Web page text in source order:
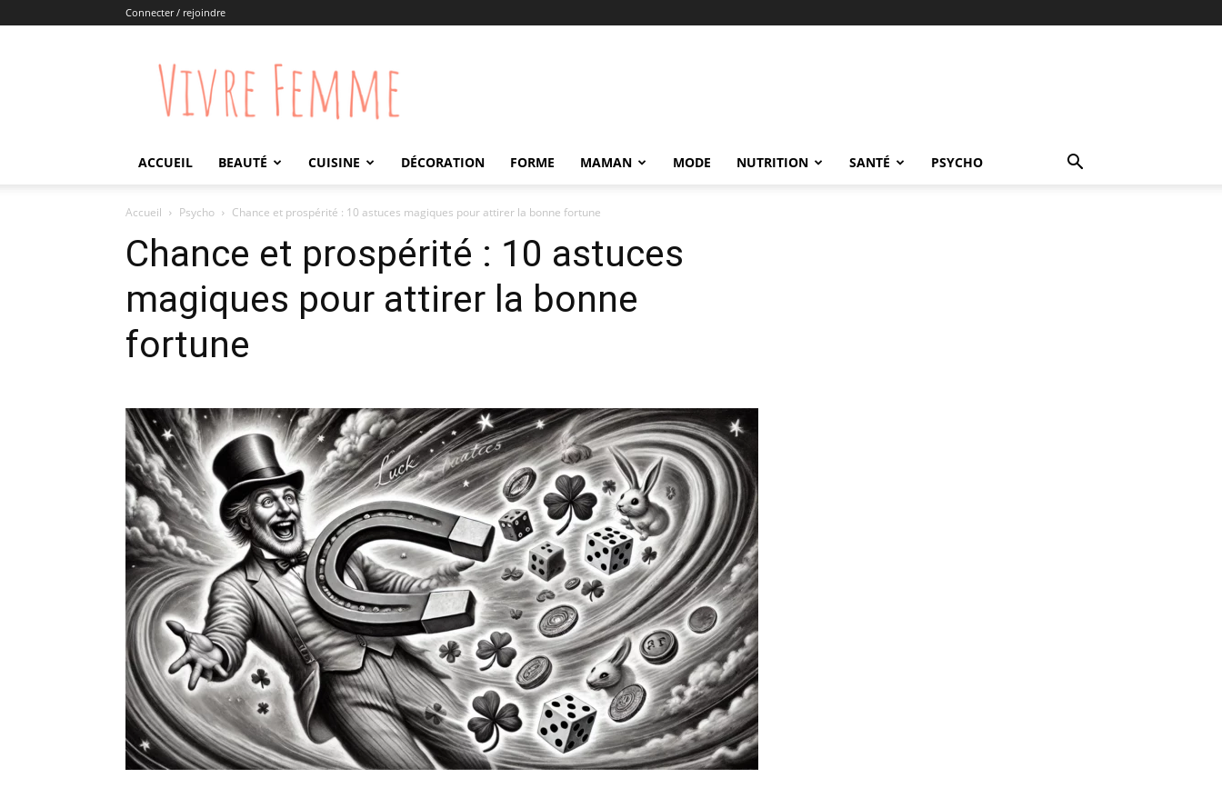
Connecter / rejoindre
Vivre
Femme
ACCUEIL BEAUTÉ CUISINE DÉCORATION FORME MAMAN MODE NUTRITION SANTÉ PSYCHO
Accueil Psycho Chance et prospérité : 10 astuces magiques pour attirer la bonne fortune
Chance et prospérité : 10 astuces
magiques pour attirer la bonne
fortune